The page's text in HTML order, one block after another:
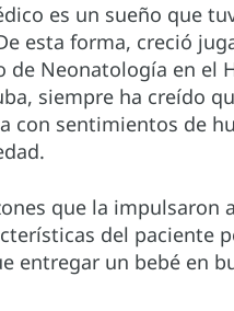
es un sueño que
esta forma, creció
de Neonatología en
siempre ha creído
con sentimientos de
que la impulsaron
del paciente
entregar un bebé en